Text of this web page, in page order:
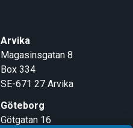
Arvika
Magasinsgatan 8
Box 334
SE-671 27 Arvika
Göteborg
Götgatan 16